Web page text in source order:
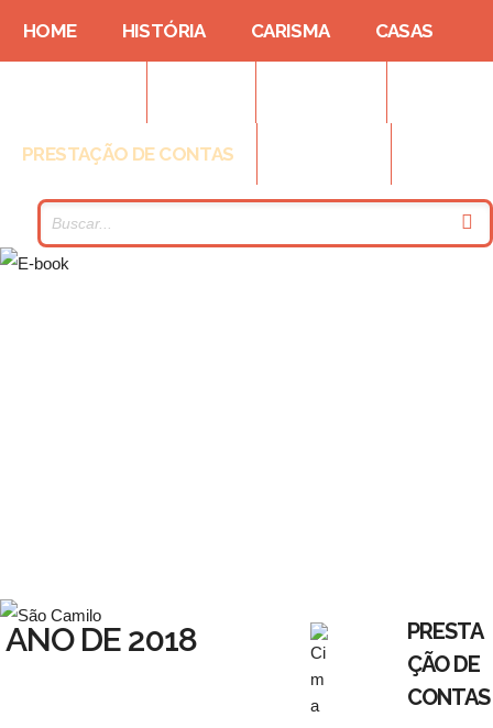
HOME HISTÓRIA CARISMA CASAS
PRESTAÇÃO DE CONTAS
ANO DE 2018
PRESTA
ÇÃO DE
CONTAS